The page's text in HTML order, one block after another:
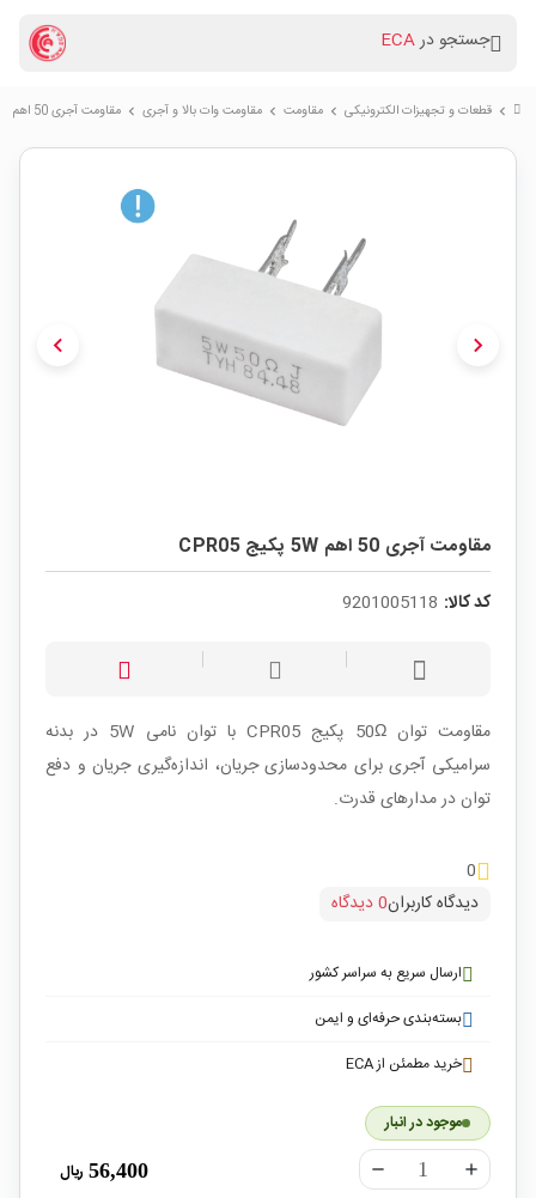
جستجو درECA
chevron_right قطعات و تجهیزات الکترونیکی chevron_right مقاومت chevron_right مقاومت وات بالا و آجری chevron_right مقاومت آجری 50 اهم 5W پکیج CPR05
chevron_left chevron_right
مقاومت آجری 50 اهم 5W پکیج CPR05
کد کالا: 9201005118
مقاومت توان 50Ω پکیج CPR05 با توان نامی 5W در بدنه
سرامیکی آجری برای محدودسازی جریان، اندازه‌گیری جریان و دفع
توان در مدارهای قدرت.
0
دیدگاه کاربران0 دیدگاه
ارسال سریع به سراسر کشور
بسته‌بندی حرفه‌ای و ایمن
خرید مطمئن از ECA
موجود در انبار
remove add
56,400 ریال